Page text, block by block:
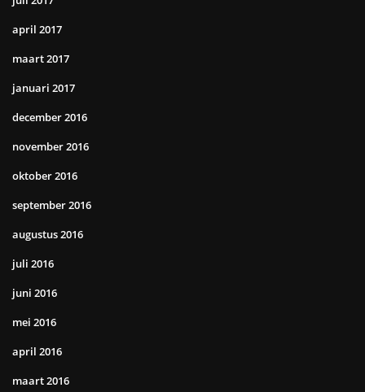
april 2017
maart 2017
januari 2017
december 2016
november 2016
oktober 2016
september 2016
augustus 2016
juli 2016
juni 2016
mei 2016
april 2016
maart 2016